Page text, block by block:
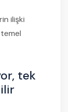
ilişki
tek